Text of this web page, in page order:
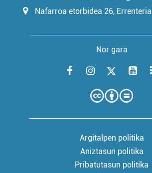
Nafarroa etorbidea 26,
Nor gara
Argitalpen politika
Aniztasun politika
Pribatutasun politika